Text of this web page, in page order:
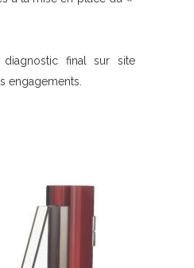
final sur site
engagements.